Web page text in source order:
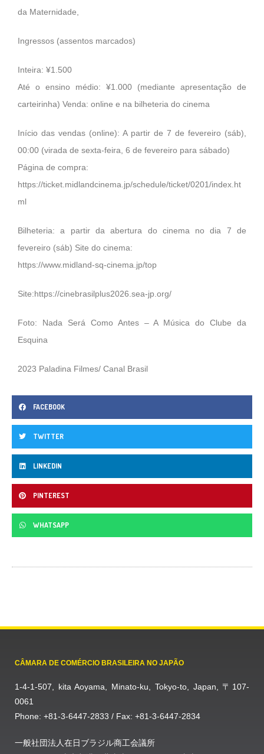
da Maternidade,
Ingressos (assentos marcados)
Inteira: ¥1.500
Até o ensino médio: ¥1.000 (mediante apresentação de
carteirinha) Venda: online e na bilheteria do cinema
Início das vendas (online): A partir de 7 de fevereiro (sáb),
00:00 (virada de sexta-feira, 6 de fevereiro para sábado)
Página de compra:
https://ticket.midlandcinema.jp/schedule/ticket/0201/index.ht
ml
Bilheteria: a partir da abertura do cinema no dia 7 de
fevereiro (sáb) Site do cinema:
https://www.midland-sq-cinema.jp/top
Site:https://cinebrasilplus2026.sea-jp.org/
Foto: Nada Será Como Antes – A Música do Clube da
Esquina
2023 Paladina Filmes/ Canal Brasil
FACEBOOK
TWITTER
LINKEDIN
PINTEREST
WHATSAPP
CÂMARA DE COMÉRCIO BRASILEIRA NO JAPÃO
1-4-1-507, kita Aoyama, Minato-ku, Tokyo-to, Japan, 〒107-
0061
Phone: +81-3-6447-2833 / Fax: +81-3-6447-2834
一般社団法人在日ブラジル商工会議所